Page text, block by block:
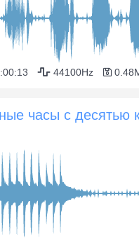
44100Hz
часы с десятью